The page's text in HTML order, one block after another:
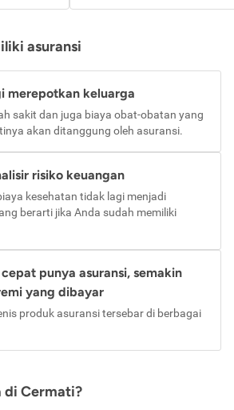
asuransi
merepotkan keluarga
sakit dan juga biaya obat-obatan yang
akan ditanggung oleh asuransi.
risiko keuangan
kesehatan tidak lagi menjadi
berarti jika Anda sudah memiliki
punya asuransi, semakin
yang dibayar
produk asuransi tersebar di berbagai
di Cermati?